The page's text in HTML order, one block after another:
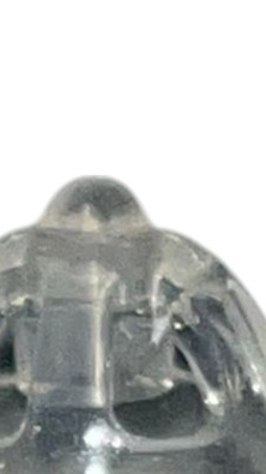
van dit moment.